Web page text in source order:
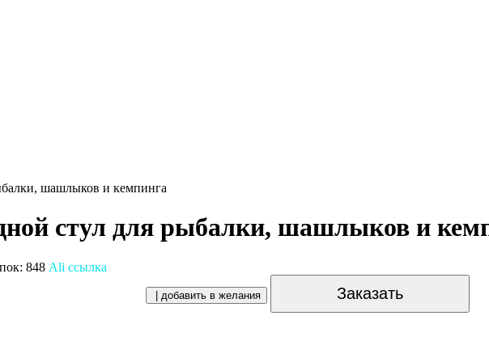
шашлыков и кемпинга
стул для рыбалки, шашлыков и
848 Ali ссылка
| добавить в желания Заказать